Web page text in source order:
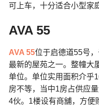
可上车，十分适合小型家
AVA 55
AVA 55位于启德道55号
最新的屋苑之一。整幢大
单位。单位实用面积介乎
房不等，当中1房占供应
4伙。1楼设有商舖，方便